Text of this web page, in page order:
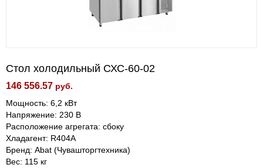
Стол холодильный СХС-60-02
146 556.57 руб.
Мощность: 6,2 кВт
Напряжение: 230 В
Расположение агрегата: сбоку
Хладагент: R404A
Бренд: Abat (Чувашторгтехника)
Вес: 115 кг